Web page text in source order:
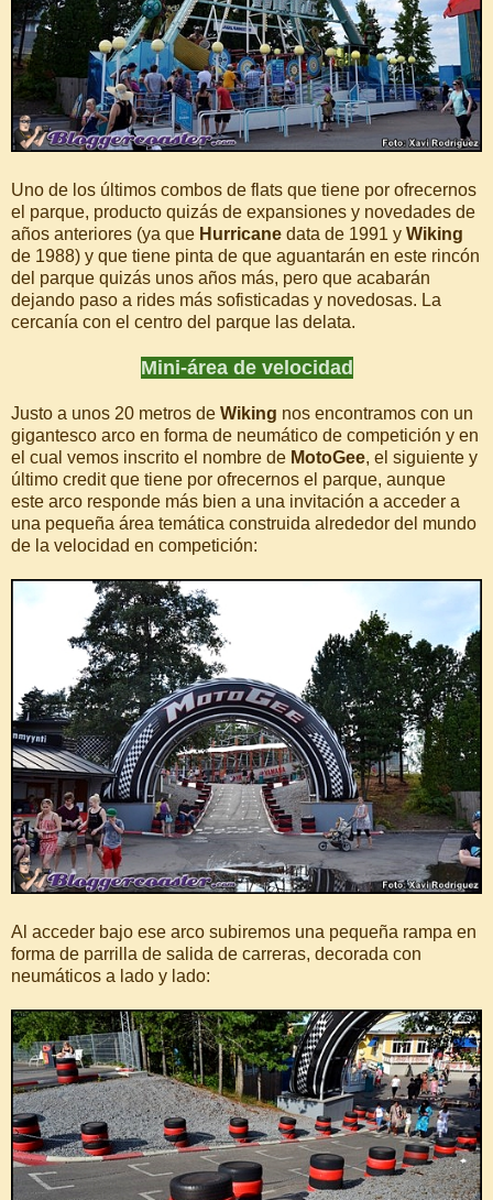
Uno de los últimos combos de flats que tiene por ofrecernos
el parque, producto quizás de expansiones y novedades de
años anteriores (ya que Hurricane data de 1991 y Wiking
de 1988) y que tiene pinta de que aguantarán en este rincón
del parque quizás unos años más, pero que acabarán
dejando paso a rides más sofisticadas y novedosas. La
cercanía con el centro del parque las delata.
Mini-área de velocidad
Justo a unos 20 metros de Wiking nos encontramos con un
gigantesco arco en forma de neumático de competición y en
el cual vemos inscrito el nombre de MotoGee, el siguiente y
último credit que tiene por ofrecernos el parque, aunque
este arco responde más bien a una invitación a acceder a
una pequeña área temática construida alrededor del mundo
de la velocidad en competición:
Al acceder bajo ese arco subiremos una pequeña rampa en
forma de parrilla de salida de carreras, decorada con
neumáticos a lado y lado: